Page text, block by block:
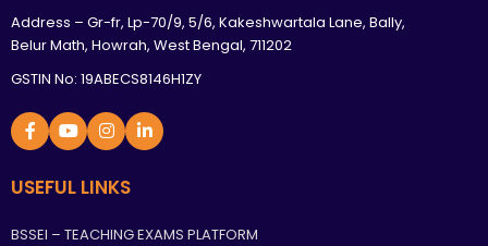
Address – Gr-fr, Lp-70/9, 5/6, Kakeshwartala Lane, Bally,
Belur Math, Howrah, West Bengal, 711202
GSTIN No: 19ABECS8146H1ZY
USEFUL LINKS
BSSEI – TEACHING EXAMS PLATFORM